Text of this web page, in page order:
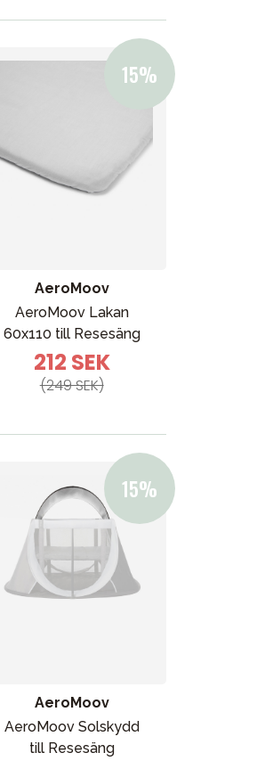
AeroMoov
AeroMoov Lakan
60x110 till Resesäng
212 SEK
(249 SEK)
AeroMoov
AeroMoov Solskydd
till Resesäng